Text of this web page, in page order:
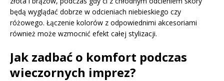
będą wyglądać dobrze w odcieniach niebieskiego czy
różowego. Łączenie kolorów z odpowiednimi akcesoriami
również może wzmocnić efekt całej stylizacji.
Jak zadbać o komfort podczas
wieczornych imprez?